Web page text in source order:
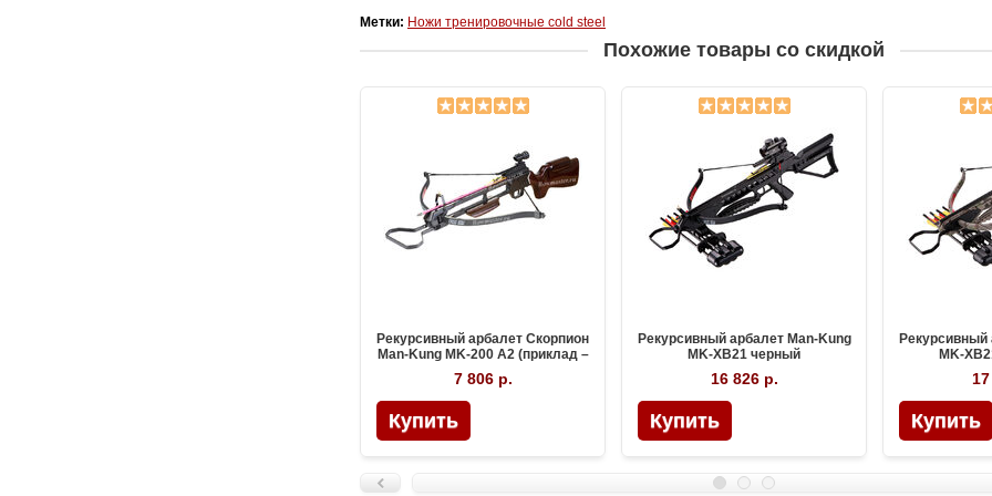
Метки: Ножи тренировочные cold steel
Похожие товары со скидкой
Рекурсивный арбалет Скорпион
Man-Kung MK-200 A2 (приклад –
дерево)
7 806 р.
Рекурсивный арбалет Man-Kung
MK-XB21 черный
16 826 р.
Рекурсивный
MK-